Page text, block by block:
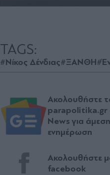
TAGS:
#Νίκος Δένδιας#ΞΑΝΘΗ
Ακολουθήστε
parapolitika.gr
News για
ενημέρωση
Ακολουθήστε
facebook